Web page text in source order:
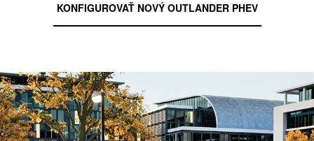
KONFIGUROVAŤ NOVÝ OUTLANDER PHEV